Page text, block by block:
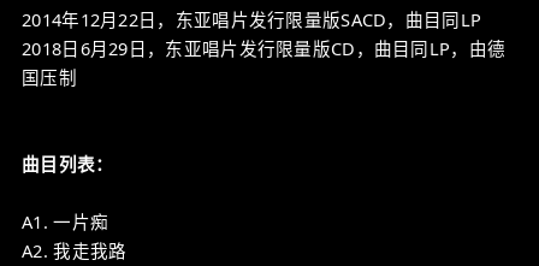
2014年12月22日，东亚唱片发行限量版SACD，曲目同LP
2018日6月29日，东亚唱片发行限量版CD，曲目同LP，由德
国压制
曲目列表：
A1. 一片痴
A2. 我走我路